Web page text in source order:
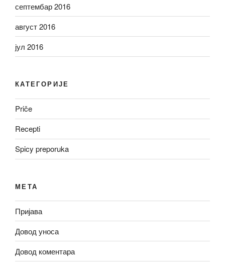
септембар 2016
август 2016
јул 2016
КАТЕГОРИЈЕ
Priče
Recepti
Spicy preporuka
МЕТА
Пријава
Довод уноса
Довод коментара